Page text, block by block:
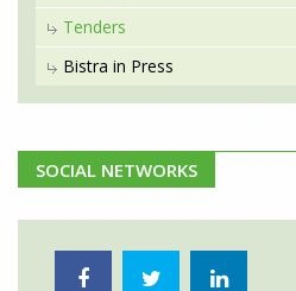
Tenders
Bistra in Press
SOCIAL NETWORKS